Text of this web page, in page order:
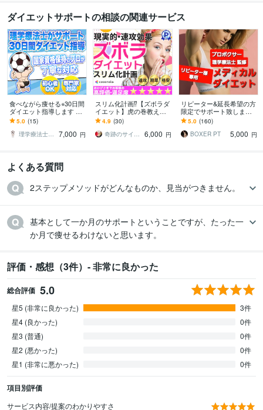
ダイエットサポートの相談の関連サービス
食べながら痩せる⭐︎30日間
ダイエット指導します 高
評価★5.0！医学的根拠で
1ヶ月徹底サポート！
5.0 (15)
理学療法士 サカすけ
7,000 円
スリム化計画⁉️【ズボラダ
イエット】虎の巻教えま
す 丸投げダイエット。ア
ノひとつの食材の可能性
は計り知れない！！
4.9 (30)
奇跡のサイキッカー 魂の鑑定師 ステラ
6,000 円
リピーター&延長希望の方
限定でサポート致します
こちらは１度サービスを
ご利用された方へご提供
しております。
5.0 (160)
BOXER PT
5,000 円
よくある質問
2ステップメソッドがどんなものか、見当がつきません。
基本として一か月のサポートということですが、たった一
か月で痩せるわけないと思います。
評価・感想（3件）- 非常に良かった
総合評価 5.0
星5 (非常に良かった)
3件
星4 (良かった)
0件
星3 (普通)
0件
星2 (悪かった)
0件
星1 (非常に悪かった)
0件
項目別評価
サービス内容/提案のわかりやすさ